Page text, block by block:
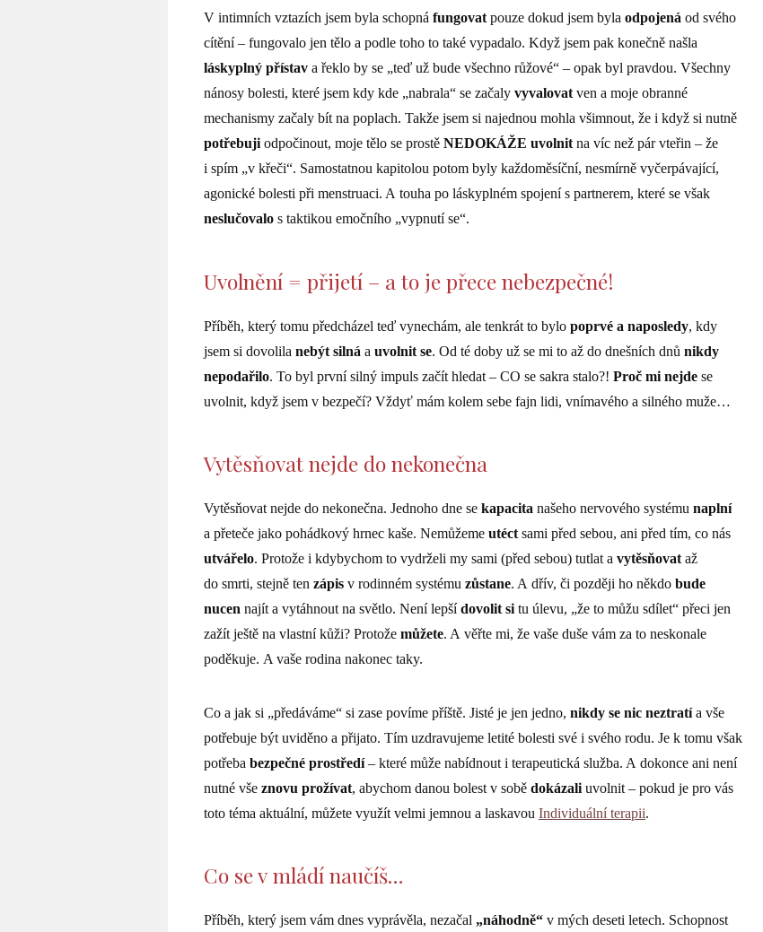
V intimních vztazích jsem byla schopná fungovatpouze dokud jsem byla odpojená od svého
cítění – fungovalo jen tělo a podle toho to také vypadalo. Když jsem pak konečně našla
láskyplný přístav a řeklo by se „teď už bude všechno růžové“ – opak byl pravdou. Všechny
nánosy bolesti, které jsem kdy kde „nabrala“ se začaly vyvalovatven a moje obranné
mechanismy začaly bít na poplach. Takže jsem si najednou mohla všimnout, že i když si nutně
potřebujiodpočinout, moje tělo se prostě NEDOKÁŽE uvolnitna víc než pár vteřin – že
i spím „v křeči“. Samostatnou kapitolou potom byly každoměsíční, nesmírně vyčerpávající,
agonické bolesti při menstruaci. A touha po láskyplném spojení s partnerem, které se však
neslučovalo s taktikou emočního „vypnutí se“.
Uvolnění = přijetí – a to je přece nebezpečné!
Příběh, který tomu předcházel teď vynechám, ale tenkrát to bylo poprvé a naposledy, kdy
jsem si dovolila nebýt silná a uvolnit se. Od té doby už se mi to až do dnešních dnů nikdy
nepodařilo. To byl první silný impuls začít hledat – CO se sakra stalo?! Proč mi nejde se
uvolnit, když jsem v bezpečí? Vždyť mám kolem sebe fajn lidi, vnímavého a silného muže…
Vytěsňovat nejde do nekonečna
Vytěsňovat nejde do nekonečna. Jednoho dne se kapacita našeho nervového systému naplní
a přeteče jako pohádkový hrnec kaše. Nemůžeme utéct sami před sebou, ani před tím, co nás
utvářelo. Protože i kdybychom to vydrželi my sami (před sebou) tutlat a vytěsňovat až
do smrti, stejně ten zápis v rodinném systému zůstane. A dřív, či později ho někdo bude
nucen najít a vytáhnout na světlo. Není lepšídovolit si tu úlevu, „že to můžu sdílet“ přeci jen
zažít ještě na vlastní kůži? Protože můžete. A věřte mi, že vaše duše vám za to neskonale
poděkuje. A vaše rodina nakonec taky.
Co a jak si „předáváme“ si zase povíme příště. Jisté je jen jedno, nikdy se nic neztratía vše
potřebuje být uviděno a přijato. Tím uzdravujeme letité bolesti své i svého rodu. Je k tomu však
potřeba bezpečné prostředí– které může nabídnout i terapeutická služba. A dokonce ani není
nutné vše znovu prožívat, abychom danou bolest v sobě dokázali uvolnit – pokud je pro vás
toto téma aktuální, můžete využít velmi jemnou a laskavou Individuální terapii.
Co se v mládí naučíš…
Příběh, který jsem vám dnes vyprávěla, nezačal „náhodně“ v mých deseti letech. Schopnost